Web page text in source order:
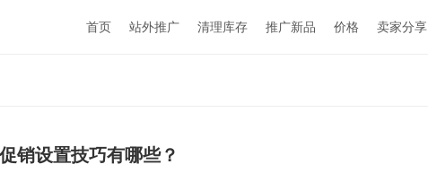
首页 站外推广 清理库存 推广新品 价格 卖家分享
销设置技巧有哪些？